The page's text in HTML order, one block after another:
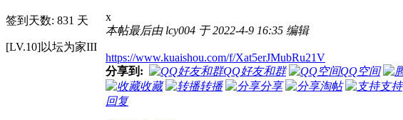
签到天数: 831 天
[LV.10]以坛为家III
x
本帖最后由 lcy004 于 2022-4-9 16:35 编辑
https://www.kuaishou.com/f/Xat5erJMubRu21V
分享到:
QQ好友和群 QQ空间
收藏
转播 分享 淘帖 支持
回复